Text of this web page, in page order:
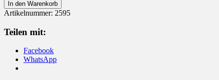
Edelstahl
Verschluss
Menge
In den Warenkorb
Artikelnummer: 2595
Teilen mit:
Facebook
WhatsApp